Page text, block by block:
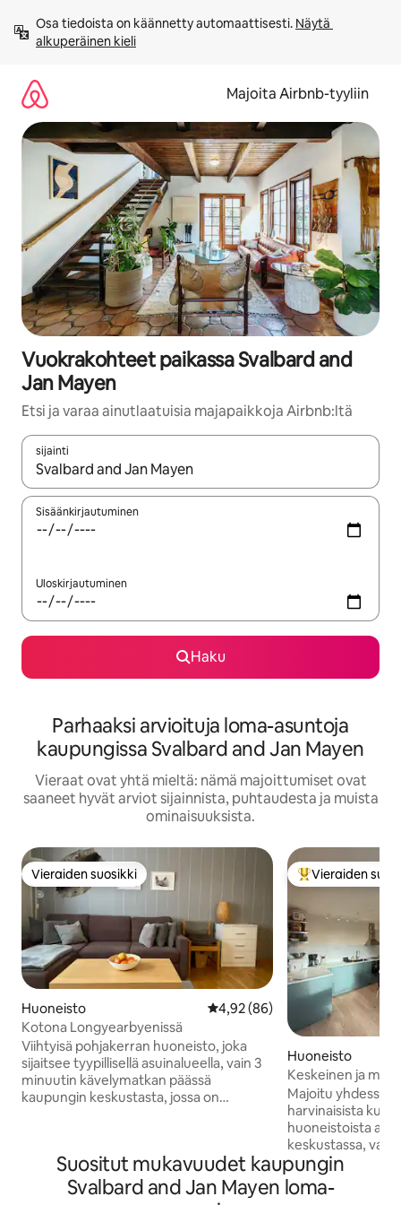
sisältö
väliin
Osa tiedoista on käännetty automaattisesti. Näytä
alkuperäinen kieli
Majoita Airbnb-tyyliin
Vuokrakohteet paikassa Svalbard and
Jan Mayen
Etsi ja varaa ainutlaatuisia majapaikkoja Airbnb:ltä
sijainti
Kun tulokset ovat saatavilla, navigoi ylös- ja alas-
Sisäänkirjautuminen
Uloskirjautuminen
Haku
Parhaaksi arvioituja loma-asuntoja
kaupungissa Svalbard and Jan Mayen
Vieraat ovat yhtä mieltä: nämä majoittumiset ovat
saaneet hyvät arviot sijainnista, puhtaudesta ja muista
ominaisuuksista.
Vieraiden suosikki
Vieraiden suosikki
Huoneisto Keskimääräinen arvio 4,92/5,
4,92 (86)
Kotona Longyearbyenissä
Viihtyisä pohjakerran huoneisto, joka
sijaitsee tyypillisellä asuinalueella, vain 3
minuutin kävelymatkan päässä
kaupungin keskustasta, jossa on
cm:n vuode, jossa on 2 mukavaa patjaa;
kuten usein Svalbardin alueella, se on
sijoitettu vuodekolkkaan, johon pääsee
Vieraiden
Vieraiden
Huoneisto
Keskeinen ja
juomavesi)
Majoitu yhdessä
harvinaisista
huoneistoista
keskustassa, vain
supermarketista.
pysäkki on vain
Valoisassa ja
Suositut mukavuudet kaupungin
Svalbard and Jan Mayen loma-